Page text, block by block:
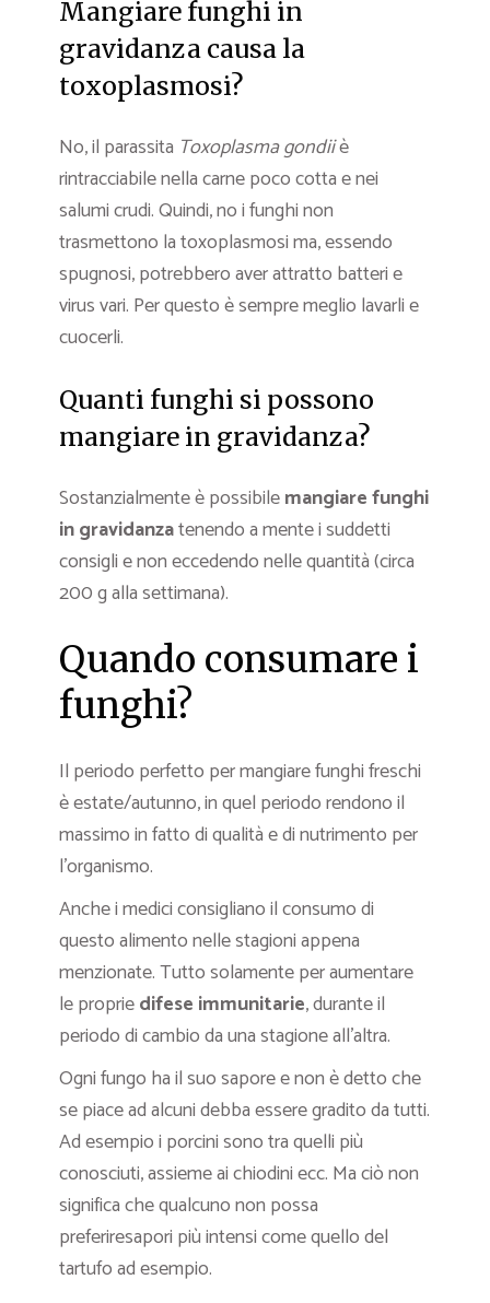
Mangiare funghi in
gravidanza causa la
toxoplasmosi?
No, il parassita Toxoplasma gondiiè
rintracciabile nella carne poco cotta e nei
salumi crudi. Quindi, no i funghi non
trasmettono la toxoplasmosi ma, essendo
spugnosi, potrebbero aver attratto batteri e
virus vari. Per questo è sempre meglio lavarli e
cuocerli.
Quanti funghi si possono
mangiare in gravidanza?
Sostanzialmente è possibilemangiare funghi
in gravidanzatenendo a mente i suddetti
consigli e non eccedendo nelle quantità (circa
200 g alla settimana).
Quando consumare i
funghi?
Il periodo perfetto per mangiare funghi freschi
è estate/autunno, in quel periodo rendono il
massimo in fatto di qualità e di nutrimento per
l’organismo.
Anche i medici consigliano il consumo di
questo alimento nelle stagioni appena
menzionate. Tutto solamente per aumentare
le propriedifese immunitarie, durante il
periodo di cambio da una stagione all’altra.
Ogni fungo ha il suo sapore e non è detto che
se piace ad alcuni debba essere gradito da tutti.
Ad esempio i porcini sono tra quelli più
conosciuti, assieme ai chiodini ecc. Ma ciò non
significa che qualcuno non possa
preferiresapori più intensi come quello del
tartufo ad esempio.